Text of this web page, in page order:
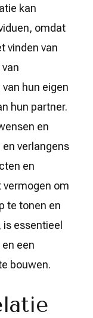
kan
omdat
vinden van
hun eigen
hun partner.
en
verlangens
en
vermogen om
te tonen en
essentieel
een
bouwen.